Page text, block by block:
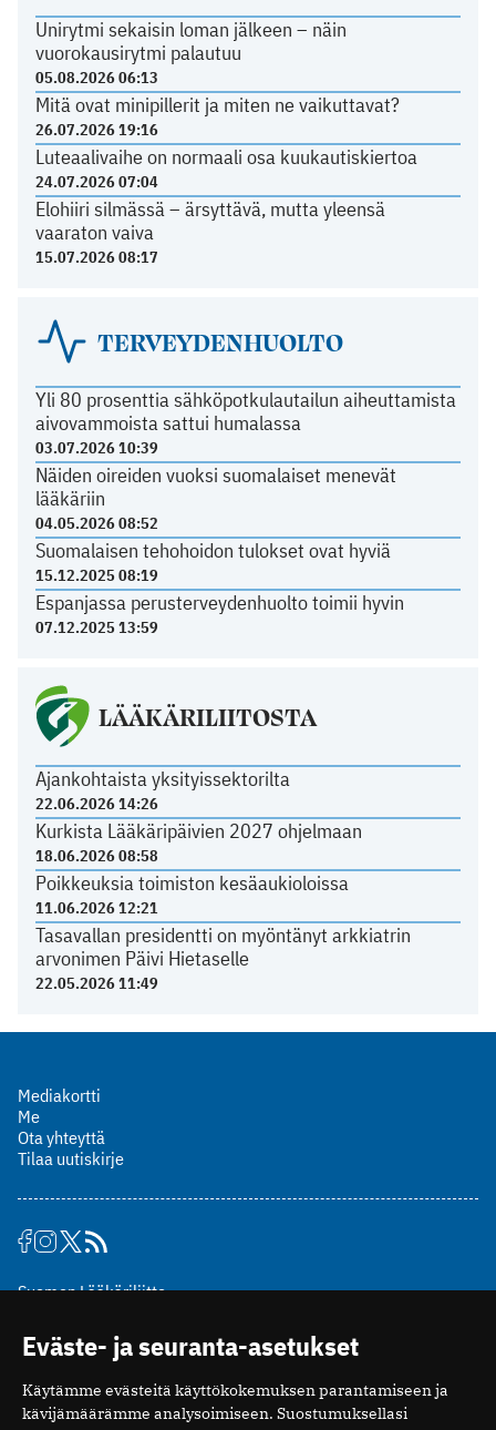
Unirytmi sekaisin loman jälkeen – näin
vuorokausirytmi palautuu
05.08.2026 06:13
Mitä ovat minipillerit ja miten ne vaikuttavat?
26.07.2026 19:16
Luteaalivaihe on normaali osa kuukautiskiertoa
24.07.2026 07:04
Elohiiri silmässä – ärsyttävä, mutta yleensä
vaaraton vaiva
15.07.2026 08:17
TERVEYDENHUOLTO
Yli 80 prosenttia sähköpotkulautailun aiheuttamista
aivovammoista sattui humalassa
03.07.2026 10:39
Näiden oireiden vuoksi suomalaiset menevät
lääkäriin
04.05.2026 08:52
Suomalaisen tehohoidon tulokset ovat hyviä
15.12.2025 08:19
Espanjassa perusterveydenhuolto toimii hyvin
07.12.2025 13:59
LÄÄKÄRILIITOSTA
Ajankohtaista yksityissektorilta
22.06.2026 14:26
Kurkista Lääkäripäivien 2027 ohjelmaan
18.06.2026 08:58
Poikkeuksia toimiston kesäaukioloissa
11.06.2026 12:21
Tasavallan presidentti on myöntänyt arkkiatrin
arvonimen Päivi Hietaselle
22.05.2026 11:49
Mediakortti
Me
Ota yhteyttä
Tilaa uutiskirje
Suomen Lääkäriliitto
00510 Helsinki
puh. (09) 393 091
toimitus@potilaanlaakarilehti.fi
Eväste- ja seuranta-asetukset
Käytämme evästeitä käyttökokemuksen parantamiseen ja
kävijämäärämme analysoimiseen. Suostumuksellasi